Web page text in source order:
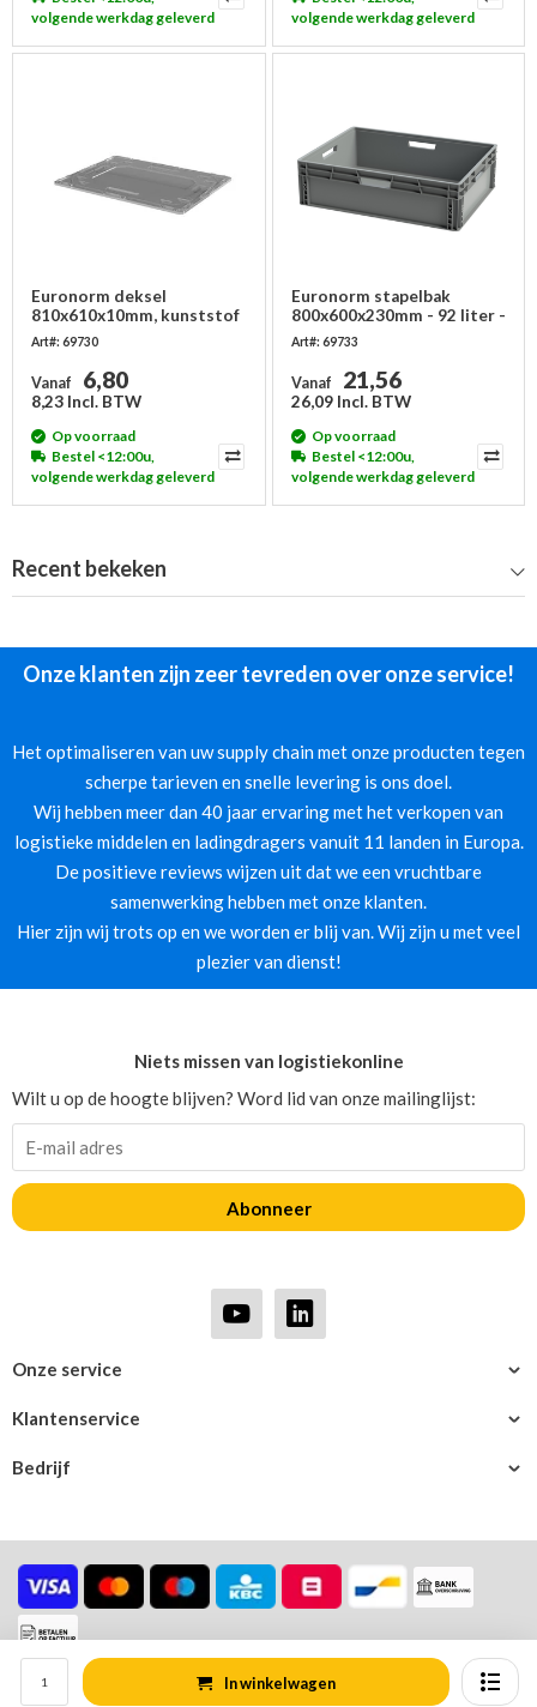
In winkelwagen
volgende werkdag geleverd
volgende werkdag geleverd
Euronorm deksel
810x610x10mm, kunststof
- zonder scharnieren
Art#: 69730
Vanaf 6,80
8,23 Incl. BTW
Op voorraad
Bestel <12:00u,
volgende werkdag geleverd
Euronorm stapelbak
800x600x230mm - 92 liter -
gesloten
Art#: 69733
Vanaf 21,56
26,09 Incl. BTW
Op voorraad
Bestel <12:00u,
volgende werkdag geleverd
Recent bekeken
Onze klanten zijn zeer tevreden over onze service!
Het optimaliseren van uw supply chain met onze producten tegen
scherpe tarieven en snelle levering is ons doel.
Wij hebben meer dan 40 jaar ervaring met het verkopen van
logistieke middelen en ladingdragers vanuit 11 landen in Europa.
De positieve reviews wijzen uit dat we een vruchtbare
samenwerking hebben met onze klanten.
Hier zijn wij trots op en we worden er blij van. Wij zijn u met veel
plezier van dienst!
Bedrijf
Klantenservice
Onze service
Niets missen van logistiekonline
Wilt u op de hoogte blijven? Word lid van onze mailinglijst:
Abonneer
© Logistiekonline.be Sitemap